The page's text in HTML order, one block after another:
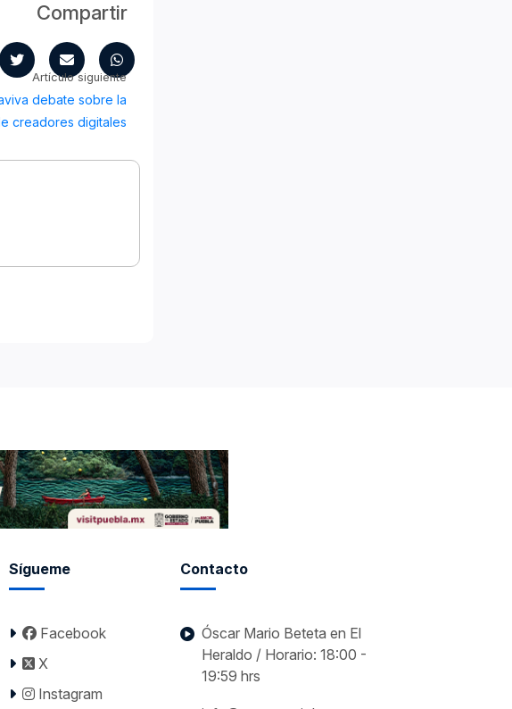
Compartir
Artículo siguiente
debate sobre la
creadores digitales
Sígueme
Facebook
X
Instagram
Contacto
Óscar Mario Beteta en El
Heraldo / Horario: 18:00 -
19:59 hrs